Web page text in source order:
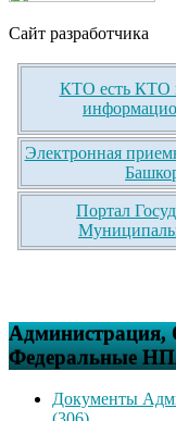
Сайт разработчика
КТО есть КТО
Электронная
Портал
Администрация,
Федеральные
Документы